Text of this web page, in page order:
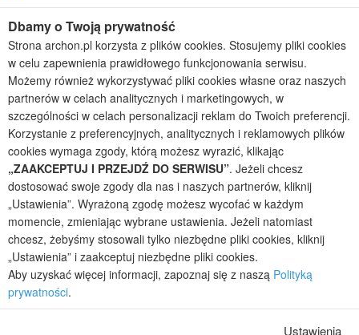
Projekty domów nowoczesnych
Projekty domów parterowych
2026 © ARCHON+ Biuro Projektów - Tradycyjne i nowoczesne gotowe
projekty domów - autorska pracownia architektoniczna założona w 1990r.
przez arch. Barbarę Mendel
Z uwagi na ciągłe doskonalenie procesu powstawania projektów (zgodnie z
normą ISO 9001), prezentowane na stronie projekty domów mogą
nieznacznie różnić się od dokumentacji technicznej.
Informujemy, iż w celu optymalizacji treści dostępnych w naszym sklepie,
dostosowania ich do Państwa indywidualnych potrzeb korzystamy z
informacji zapisanych za pomocą plików cookies na urządzeniach
końcowych użytkowników. Pliki cookies użytkownik może kontrolować za
pomocą ustawień swojej przeglądarki internetowej. Dalsze korzystanie z
naszego serwisu internetowego, bez zmiany ustawień przeglądarki
internetowej oznacza, iż użytkownik akceptuje stosowanie plików cookies.
Więcej informacji zawartych jest w polityce prywatności.
Polityka prywatności
Dbamy o Twoją prywatność
Strona archon.pl korzysta z plików cookies. Stosujemy pliki cookies
w celu zapewnienia prawidłowego funkcjonowania serwisu.
Możemy również wykorzystywać pliki cookies własne oraz naszych
partnerów w celach analitycznych i marketingowych, w
szczególności w celach personalizacji reklam do Twoich preferencji.
Korzystanie z preferencyjnych, analitycznych i reklamowych plików
cookies wymaga zgody, którą możesz wyrazić, klikając
„ZAAKCEPTUJ I PRZEJDŹ DO SERWISU”. Jeżeli chcesz
dostosować swoje zgody dla nas i naszych partnerów, kliknij
„Ustawienia”. Wyrażoną zgodę możesz wycofać w każdym
momencie, zmieniając wybrane ustawienia. Jeżeli natomiast
chcesz, żebyśmy stosowali tylko niezbędne pliki cookies, kliknij
„Ustawienia” i zaakceptuj niezbędne pliki cookies.
Aby uzyskać więcej informacji, zapoznaj się z naszą Polityką
prywatności.
Ustawienia